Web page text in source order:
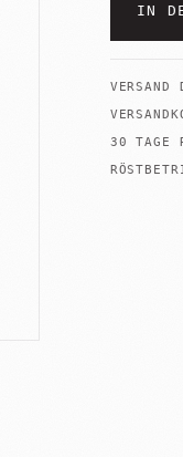
IN
VERSAND
30 TAGE